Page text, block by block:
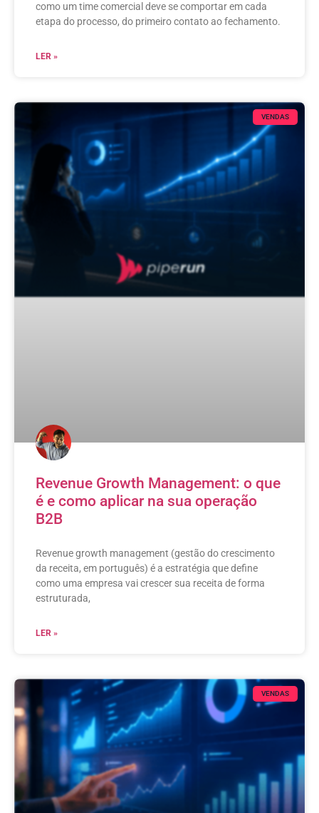
como um time comercial deve se comportar em cada
etapa do processo, do primeiro contato ao fechamento.
LER »
VENDAS
Revenue Growth Management: o que
é e como aplicar na sua operação
B2B
Revenue growth management (gestão do crescimento
da receita, em português) é a estratégia que define
como uma empresa vai crescer sua receita de forma
estruturada,
LER »
VENDAS